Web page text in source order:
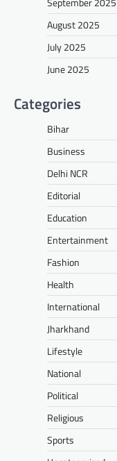
August 2025
July 2025
June 2025
Categories
Bihar
Business
Delhi NCR
Editorial
Education
Entertainment
Fashion
Health
International
Jharkhand
Lifestyle
National
Political
Religious
Sports